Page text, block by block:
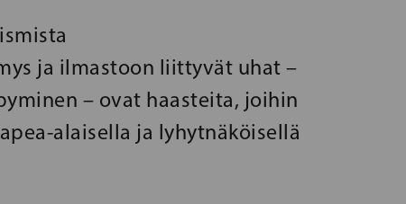
ja ilmastoon liittyvät uhat –
– ovat haasteita, joihin
alaisella ja lyhytnäköisellä